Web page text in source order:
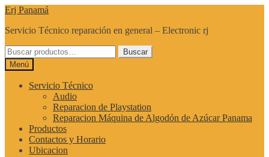
Ir
la
Ir
contenido
Erj Panamá
Servicio Técnico reparación en general – Electronic rj
Buscar
por:
Buscar
Menú
Servicio Técnico
Audio
Reparacion de Playstation
Reparacion Máquina de Algodón de Azúcar Panama
Productos
Contactos y Horario
Ubicacion